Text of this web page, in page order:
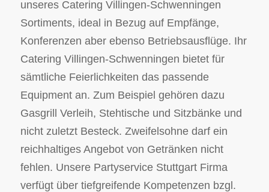
unseres Catering Villingen-Schwenningen
Sortiments, ideal in Bezug auf Empfänge,
Konferenzen aber ebenso Betriebsausflüge. Ihr
Catering Villingen-Schwenningen bietet für
sämtliche Feierlichkeiten das passende
Equipment an. Zum Beispiel gehören dazu
Gasgrill Verleih, Stehtische und Sitzbänke und
nicht zuletzt Besteck. Zweifelsohne darf ein
reichhaltiges Angebot von Getränken nicht
fehlen. Unsere Partyservice Stuttgart Firma
verfügt über tiefgreifende Kompetenzen bzgl.